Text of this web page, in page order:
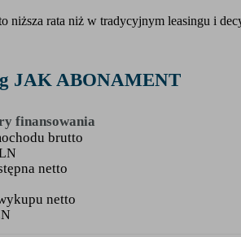
rata niż w tradycyjnym leasingu i
JAK ABONAMENT
finansowania
brutto
netto
netto